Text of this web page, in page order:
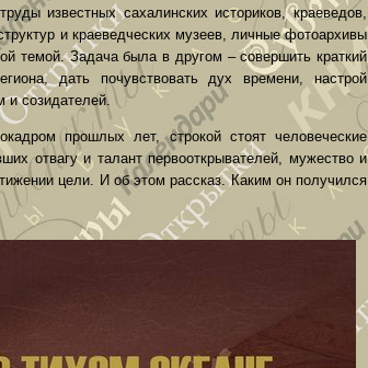
известных сахалинских историков, краеведов,
и краеведческих музеев, личные фотоархивы
темой. Задача была в другом – совершить краткий
дать почувствовать дух времени, настрой
и созидателей.
прошлых лет, строкой стоят человеческие
отвагу и талант первооткрывателей, мужество и
цели. И об этом рассказ. Каким он получился